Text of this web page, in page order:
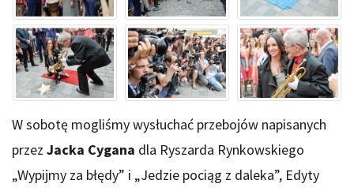
W sobotę mogliśmy wysłuchać przebojów napisanych
przez Jacka Cygana dla Ryszarda Rynkowskiego
„Wypijmy za błędy” i „Jedzie pociąg z daleka”, Edyty